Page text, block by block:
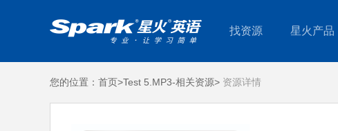
找资源 星火产品
您的位置： 首页>Test 5.MP3-相关资源> 资源详情